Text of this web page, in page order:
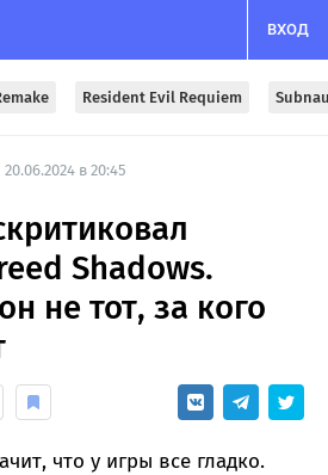
ВХОД
Resident Evil Requiem
20.06.2024 в 20:45
Shadows.
не тот, за кого
что у игры все гладко.